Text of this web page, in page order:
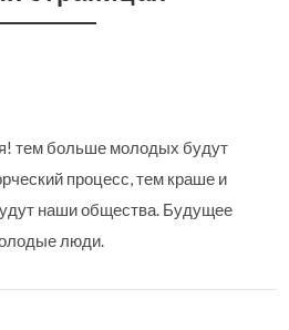
тем больше молодых будут
процесс, тем краше и
наши общества. Будущее
люди.